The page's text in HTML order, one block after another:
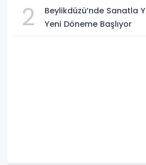
2
Beylikdüzü’nde Sanatla
Yeni Döneme Başlıyor